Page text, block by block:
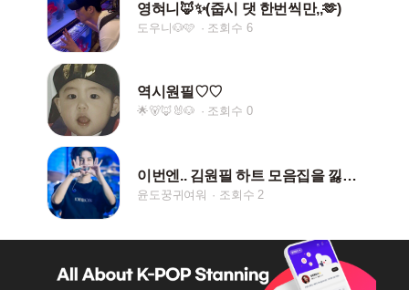
영혀니🦊✨(줍시 댓 한번씩만,,🫶)
도우니🐶🩷 조회수 6
역시원필♡♡
🌟🐻🦊🐰🐶 조회수 0
이번엔.. 김원필 하트 모음집을 낋여왔어요...💗
윤도꿍귀여워 조회수 2